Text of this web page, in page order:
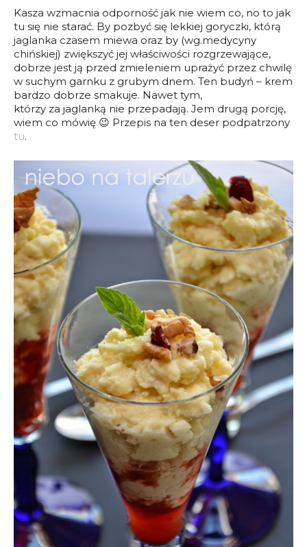
Kasza wzmacnia odporność jak nie wiem co, no to jak
tu się nie starać. By pozbyć się lekkiej goryczki, którą
jaglanka czasem miewa oraz by (wg.medycyny
chińskiej) zwiększyć jej właściwości rozgrzewające,
dobrze jest ją przed zmieleniem uprażyć przez chwilę
w suchym garnku z grubym dnem. Ten budyń – krem
bardzo dobrze smakuje. Nawet tym,
którzy za jaglanką nie przepadają. Jem drugą porcję,
wiem co mówię 😉 Przepis na ten deser podpatrzony
tu.